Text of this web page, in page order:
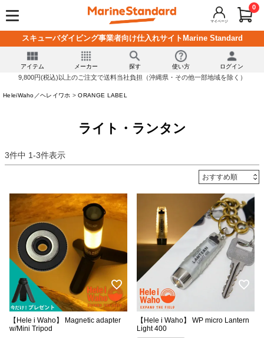
マイページ
0
スキューバダイビング事業者向け仕入れサイトMarine Standard
アイテム メーカー 探す 使い方 ログイン
9,800円(税込)以上のご注文で送料当社負担（沖縄県・その他一部地域を除く）
HeleiWaho／ヘレイワホ ORANGE LABEL
ライト・ランタン
3件中 1-3件表示
【Hele i Waho】 Magnetic adapter
w/Mini Tripod
【Hele i Waho】 WP micro Lantern
Light 400